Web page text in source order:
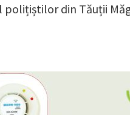
polițiștilor din Tăuții